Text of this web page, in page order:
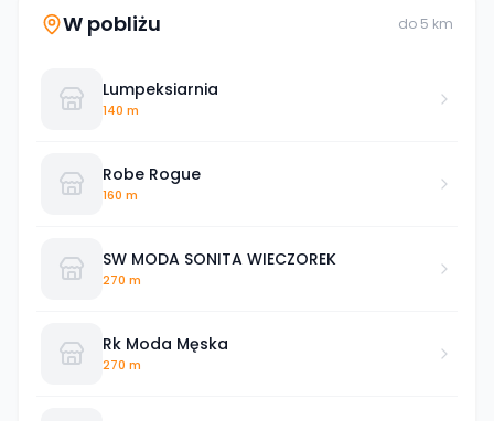
W pobliżu do 5 km
Lumpeksiarnia
140 m
Robe Rogue
160 m
SW MODA SONITA WIECZOREK
270 m
Rk Moda Męska
270 m